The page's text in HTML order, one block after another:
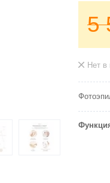
5
Нет в